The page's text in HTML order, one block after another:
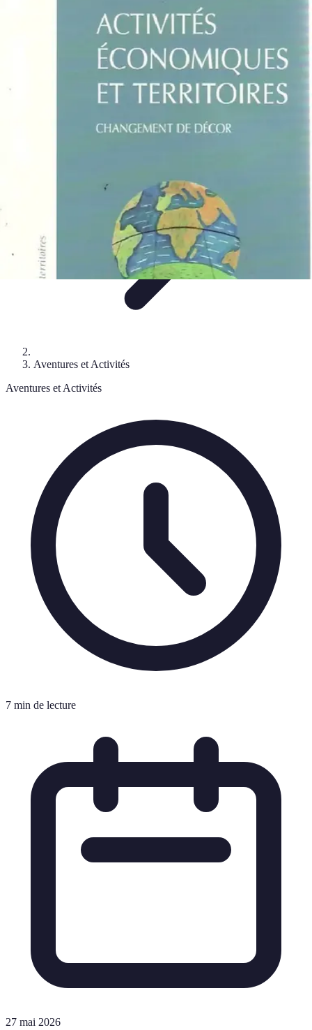
Organisation d'AventuresPlanification
Activités d'AventureAventure et Nature
Aventures et Activités
Aventures et Activités
7 min de lecture
27 mai 2026